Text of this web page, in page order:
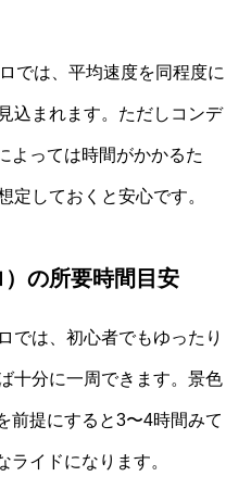
では、平均速度を同程度に
込まれます。ただしコンデ
よっては時間がかかるた
定しておくと安心です。
の所要時間目安
では、初心者でもゆったり
十分に一周できます。景色
前提にすると3〜4時間みて
ライドになります。